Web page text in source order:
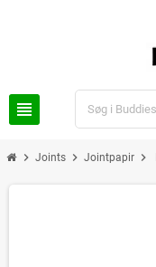
view_headline
chevron_right Joints chevron_right Jointpapir chevron_right